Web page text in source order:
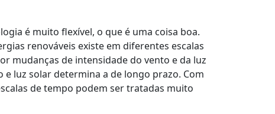
é muito flexível, o que é uma coisa boa.
renováveis existe em diferentes escalas
mudanças de intensidade do vento e da luz
luz solar determina a de longo prazo. Com
de tempo podem ser tratadas muito